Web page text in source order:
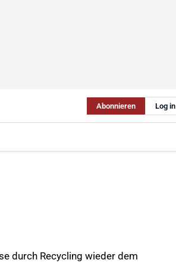
Abonnieren Log in
durch Recycling wieder dem